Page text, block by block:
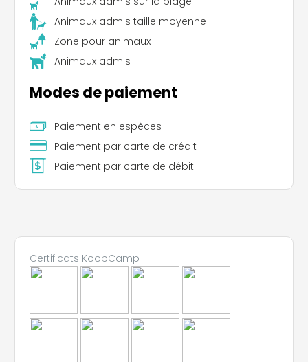
Animaux admis taille moyenne
Zone pour animaux
Animaux admis
Modes de paiement
Paiement en espèces
Paiement par carte de crédit
Paiement par carte de débit
Certificats KoobCamp
Leaflet